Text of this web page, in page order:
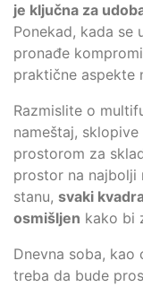
je ključna za
Ponekad, kada se
pronađe
praktične aspekte
Razmislite o
nameštaj,
prostorom za
prostor na najbolji
stanu, svaki
osmišljen kako bi
Dnevna soba, kao
treba da bude